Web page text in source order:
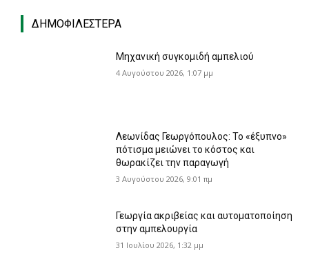
ΔΗΜΟΦΙΛΈΣΤΕΡΑ
Μηχανική συγκομιδή αμπελιού
4 Αυγούστου 2026, 1:07 μμ
Λεωνίδας Γεωργόπουλος: Το «έξυπνο»
πότισμα μειώνει το κόστος και
θωρακίζει την παραγωγή
3 Αυγούστου 2026, 9:01 πμ
Γεωργία ακριβείας και αυτοματοποίηση
στην αμπελουργία
31 Ιουλίου 2026, 1:32 μμ